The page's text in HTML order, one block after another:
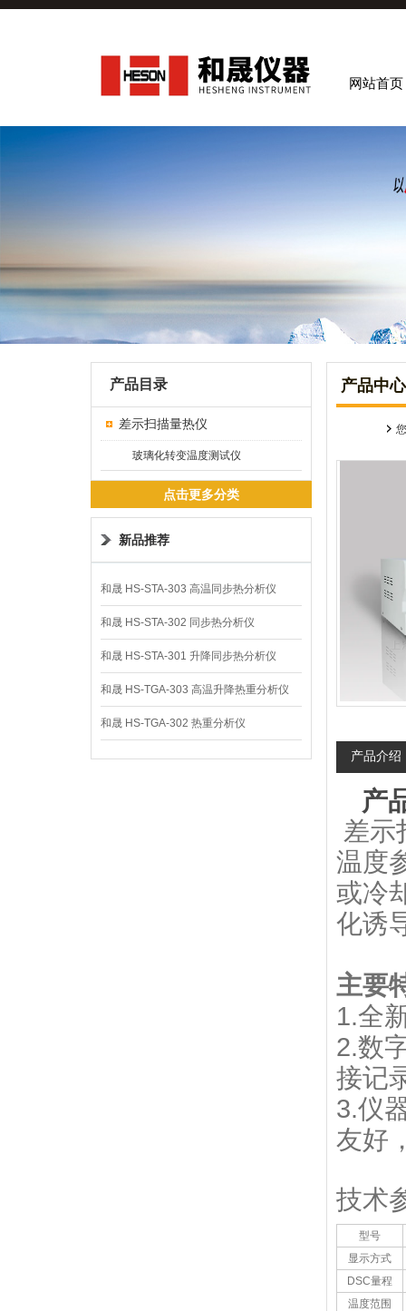
网站首页
产品目录
差示扫描量热仪
玻璃化转变温度测试仪
点击更多分类
新品推荐
和晟 HS-STA-303 高温同步热分析仪
和晟 HS-STA-302 同步热分析仪
和晟 HS-STA-301 升降同步热分析仪
和晟 HS-TGA-303 高温升降热重分析仪
和晟 HS-TGA-302 热重分析仪
产品中心
产品介绍
产
差示
温度
或冷
化诱
主要
1.全
2.数
接记
3.仪
友好
技术
型号
显示方式
DSC量程
温度范围